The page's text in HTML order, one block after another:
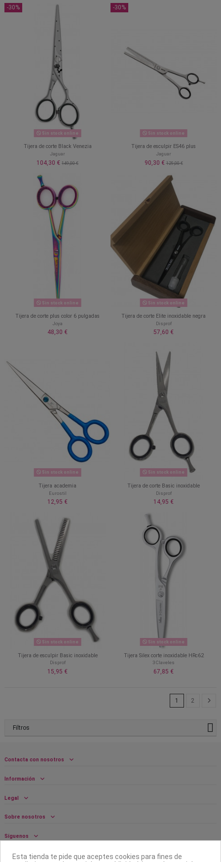
-30%
Sin stock online
Tijera de corte Black Venezia
Jaguar
104,30 € 149,00 €
-30%
Sin stock online
Tijera de esculpir ES46 plus
Jaguar
90,30 €129,00 €
Sin stock online
Tijera de corte plus color 6 pulgadas
Joya
48,30 €
Sin stock online
Tijera de corte Elite inoxidable negra
Disprof
57,60 €
Sin stock online
Tijera academia
Eurostil
12,95 €
Sin stock online
Tijera de corte Basic inoxidable
Disprof
14,95 €
Sin stock online
Tijera de esculpir Basic inoxidable
Disprof
15,95 €
Sin stock online
Tijera Silex corte inoxidable HRc62
3 Claveles
67,85 €
1 2
Filtros
Contacta con nosotros
Información
Legal
Sobre nosotros
Síguenos
Boletín
Esta tienda te pide que aceptes cookies para fines de